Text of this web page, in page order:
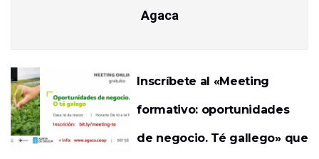
Agaca
Inscríbete al «Meeting
formativo: oportunidades
de negocio. Té gallego» que